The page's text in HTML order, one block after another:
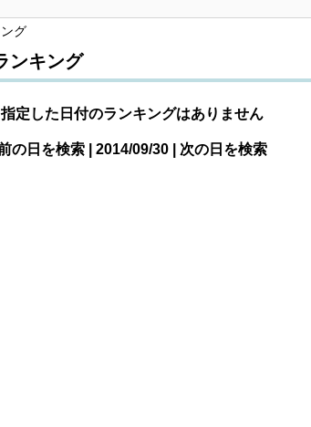
グ
ンキング
指定した日付のランキングはありません
の日を検索 | 2014/09/30 | 次の日を検索